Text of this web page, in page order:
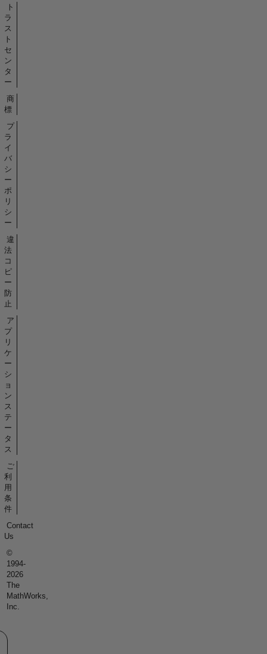
ト
ラ
ス
ト
セ
ン
タ
ー
商
標
プ
ラ
イ
バ
シ
ー
ポ
リ
シ
ー
違
法
コ
ピ
ー
防
止
ア
プ
リ
ケ
ー
シ
ョ
ン
ス
テ
ー
タ
ス
ご
利
用
条
件
Contact
Us
©
1994-
2026
The
MathWorks,
Inc.
サイトの選択